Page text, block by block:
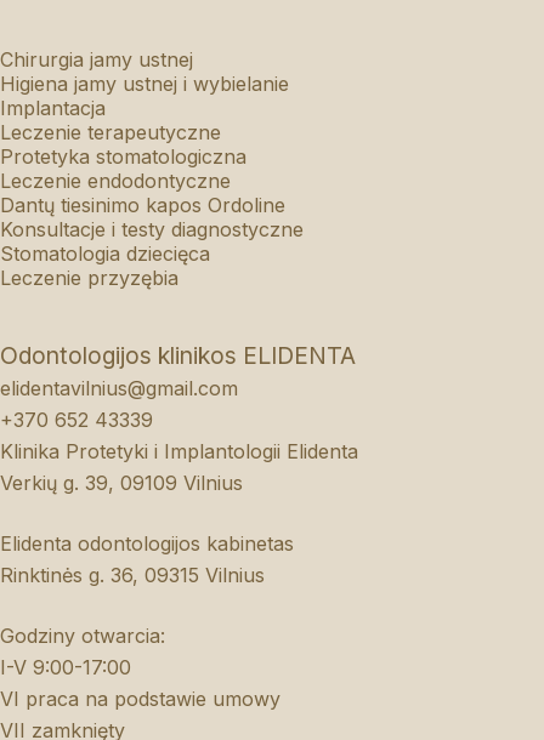
Chirurgia jamy ustnej
Higiena jamy ustnej i wybielanie
Implantacja
Leczenie terapeutyczne
Protetyka stomatologiczna
Leczenie endodontyczne
Dantų tiesinimo kapos Ordoline
Konsultacje i testy diagnostyczne
Stomatologia dziecięca
Leczenie przyzębia
Odontologijos klinikos ELIDENTA
elidentavilnius@gmail.com
+370 652 43339
Klinika Protetyki i Implantologii Elidenta
Verkių g. 39, 09109 Vilnius
Elidenta odontologijos kabinetas
Rinktinės g. 36, 09315 Vilnius
Godziny otwarcia:
I-V 9:00-17:00
VI praca na podstawie umowy
VII zamknięty